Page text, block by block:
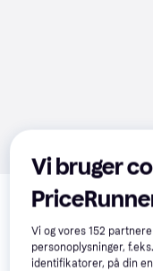
Relaterede
interesser. Vis alle
Vi bruger
Vi og vores152 partnere
personoplysninger,
identifikatorer, på din